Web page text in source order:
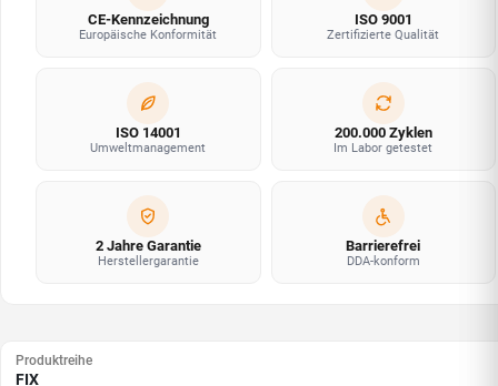
CE-Kennzeichnung
Europäische Konformität
ISO 9001
Zertifizierte Qualität
ISO 14001
Umweltmanagement
200.000 Zyklen
Im Labor getestet
2 Jahre Garantie
Herstellergarantie
Barrierefrei
DDA-konform
Produktreihe
FIX